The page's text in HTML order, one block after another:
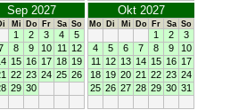
Sep 2027
Mi Do Fr Sa So
1 2 3 4
5
8 9 10 11
12
15 16 17 18 19
22 23 24 25 26
29 30
Okt 2027
Mo Di Mi Do Fr Sa So
1 2
3
4
5 6 7 8 9
10
11
12 13 14 15 16 17
18 19 20 21 22 23 24
25 26 27 28 29 30 31